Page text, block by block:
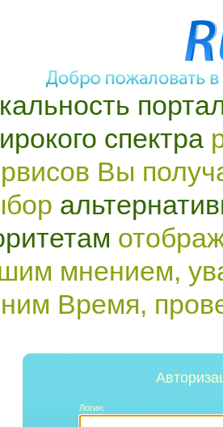
спектра
Вы
мнением,
Время,
Логин: